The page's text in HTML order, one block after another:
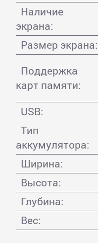
Наличие
экрана:
Размер экрана:
Поддержка
карт памяти:
USB:
Тип
аккумулятора:
Ширина:
Высота:
Глубина:
Вес: